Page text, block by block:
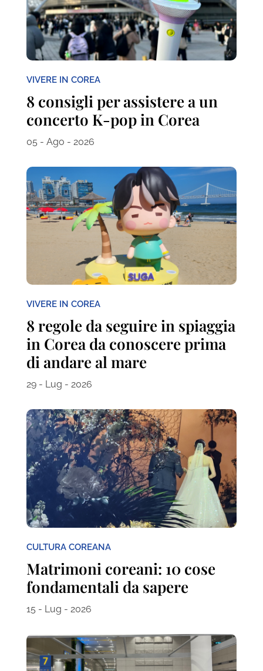
VIVERE IN COREA
8 consigli per assistere a un
concerto K-pop in Corea
05 - Ago - 2026
VIVERE IN COREA
8 regole da seguire in spiaggia
in Corea da conoscere prima
di andare al mare
29 - Lug - 2026
CULTURA COREANA
Matrimoni coreani: 10 cose
fondamentali da sapere
15 - Lug - 2026